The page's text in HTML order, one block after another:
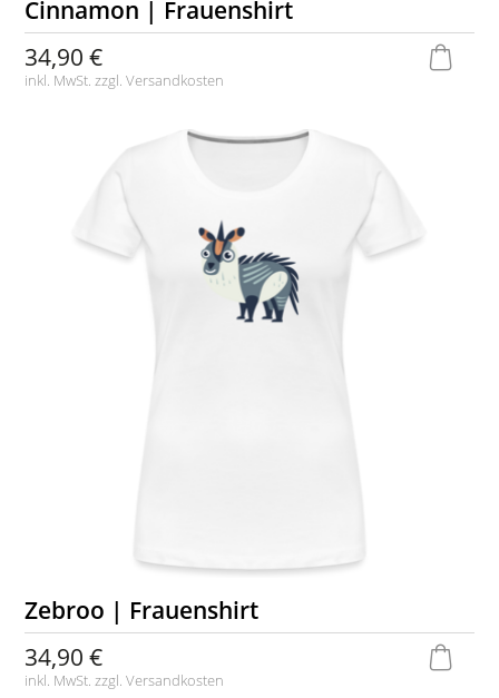
Cinnamon | Frauenshirt
34,90 €
inkl. MwSt. zzgl.Versandkosten
Zebroo | Frauenshirt
34,90 €
inkl. MwSt. zzgl.Versandkosten